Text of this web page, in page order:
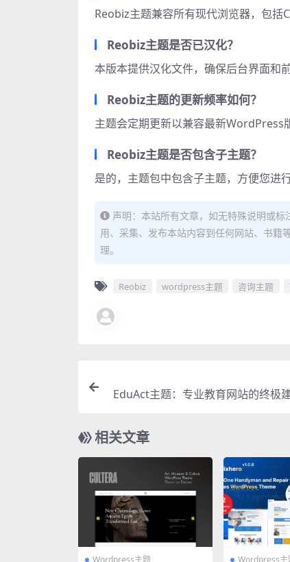
Reobiz主题兼容所有现代浏览器，包括
Reobiz主题是否已汉化？
本版本提供汉化文件，确保后台界面和
Reobiz主题的更新频率如何？
主题会定期更新以兼容最新WordPress
Reobiz主题是否包含子主题？
是的，主题包中包含子主题，方便您进
声明：本站所有文章，如无特殊说明或
用、采集、发布本站内容到任何网站、书籍
理。
Reobiz wordpress主题 咨询主题
EduAct主题：专业教育网站的终极
相关文章
Wordpress主题 Wordpress主